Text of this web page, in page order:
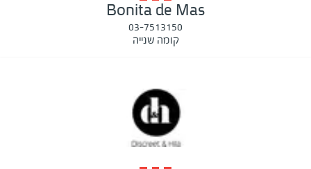
Bonita de Mas
03-7513150
קומה שנייה